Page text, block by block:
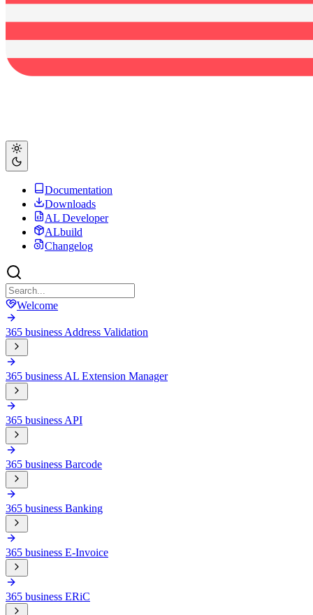
Documentation
Downloads
AL Developer
ALbuild
Changelog
Welcome
365 business Address Validation
365 business AL Extension Manager
365 business API
365 business Barcode
365 business Banking
365 business E-Invoice
365 business ERiC